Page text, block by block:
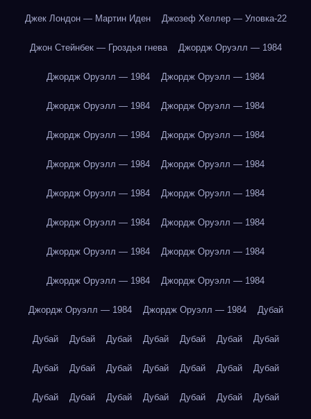
Джек Лондон — Мартин Иден Джозеф Хеллер — Уловка-22
Джон Стейнбек — Гроздья гнева Джордж Оруэлл — 1984
Джордж Оруэлл — 1984 Джордж Оруэлл — 1984
Джордж Оруэлл — 1984 Джордж Оруэлл — 1984
Джордж Оруэлл — 1984 Джордж Оруэлл — 1984
Джордж Оруэлл — 1984 Джордж Оруэлл — 1984
Джордж Оруэлл — 1984 Джордж Оруэлл — 1984
Джордж Оруэлл — 1984 Джордж Оруэлл — 1984
Джордж Оруэлл — 1984 Джордж Оруэлл — 1984
Джордж Оруэлл — 1984 Джордж Оруэлл — 1984
Джордж Оруэлл — 1984 Джордж Оруэлл — 1984 Дубай
Дубай Дубай Дубай Дубай Дубай Дубай Дубай
Дубай Дубай Дубай Дубай Дубай Дубай Дубай
Дубай Дубай Дубай Дубай Дубай Дубай Дубай